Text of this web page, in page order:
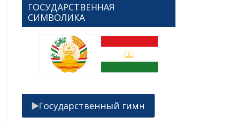
ГОСУДАРСТВЕННАЯ
СИМВОЛИКА
Государственный гимн